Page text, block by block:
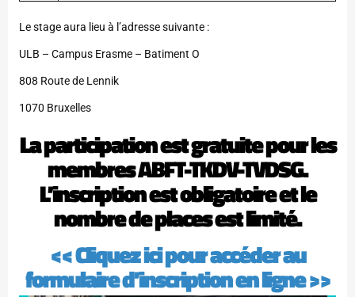
Le stage aura lieu à l’adresse suivante :
ULB – Campus Erasme – Batiment O
808 Route de Lennik
1070 Bruxelles
La participation est gratuite pour les
membres ABFT-TKDV-TVDSG.
L’inscription est obligatoire et le
nombre de places est limité.
<< Cliquez ici pour accéder au
formulaire d’inscription en ligne >>